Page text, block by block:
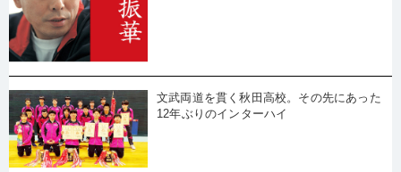
文武両道を貫く秋田高校。その先にあった
12年ぶりのインターハイ